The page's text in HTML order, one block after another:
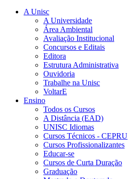
A Unisc
A Universidade
Área Ambiental
Avaliação Institucional
Concursos e Editais
Editora
Estrutura Administrativa
Ouvidoria
Trabalhe na Unisc
VoltarE
Ensino
Todos os Cursos
A Distância (EAD)
UNISC Idiomas
Cursos Técnicos - CEPRU
Cursos Profissionalizantes
Educar-se
Cursos de Curta Duração
Graduação